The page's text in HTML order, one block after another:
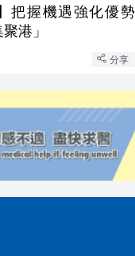
把握機遇強化優勢
港」
分享